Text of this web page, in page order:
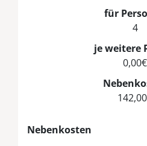
für
4
je weitere
0,00€
Nebenkosten